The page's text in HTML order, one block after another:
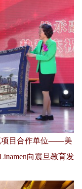
项目合作单位——美
向震旦教育发